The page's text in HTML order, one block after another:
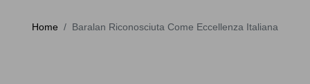
Home Baralan Riconosciuta Come Eccellenza Italiana